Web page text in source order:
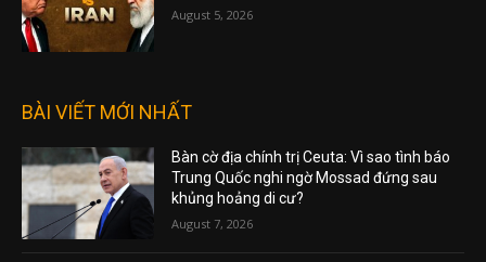
August 5, 2026
BÀI VIẾT MỚI NHẤT
Bàn cờ địa chính trị Ceuta: Vì sao tình báo
Trung Quốc nghi ngờ Mossad đứng sau
khủng hoảng di cư?
August 7, 2026